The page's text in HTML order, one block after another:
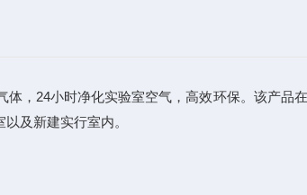
，24小时净化实验室空气，高效环保。该产品
及新建实行室内。